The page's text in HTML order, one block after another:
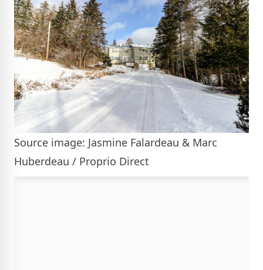
Source image: Jasmine Falardeau & Marc
Huberdeau / Proprio Direct